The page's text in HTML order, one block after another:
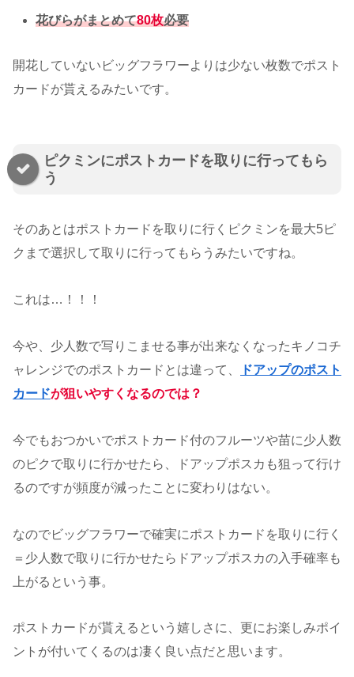
花びらがまとめて80枚必要
開花していないビッグフラワーよりは少ない枚数でポスト
カードが貰えるみたいです。
ピクミンにポストカードを取りに行ってもら
う
そのあとはポストカードを取りに行くピクミンを最大5ピ
クまで選択して取りに行ってもらうみたいですね。
これは…！！！
今や、少人数で写りこませる事が出来なくなったキノコチ
ャレンジでのポストカードとは違って、
ドアップのポスト
カードが狙いやすくなるのでは？
今でもおつかいでポストカード付のフルーツや苗に少人数
のピクで取りに行かせたら、ドアップポスカも狙って行け
るのですが頻度が減ったことに変わりはない。
なのでビッグフラワーで確実にポストカードを取りに行く
＝少人数で取りに行かせたらドアップポスカの入手確率も
上がるという事。
ポストカードが貰えるという嬉しさに、更にお楽しみポイ
ントが付いてくるのは凄く良い点だと思います。